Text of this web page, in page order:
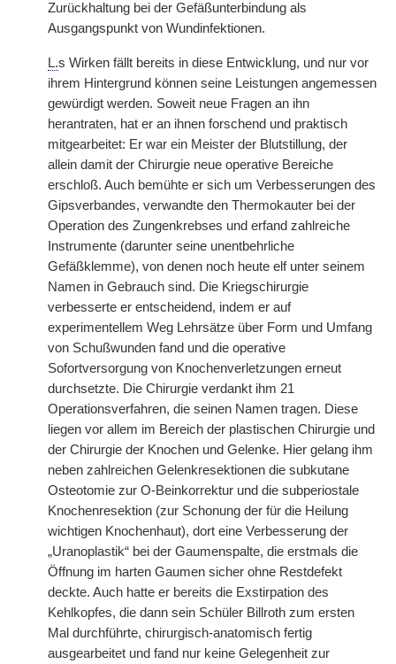
Zurückhaltung bei der Gefäßunterbindung als
Ausgangspunkt von Wundinfektionen.
L.s Wirken fällt bereits in diese Entwicklung, und nur vor
ihrem Hintergrund können seine Leistungen angemessen
gewürdigt werden. Soweit neue Fragen an ihn
herantraten, hat er an ihnen forschend und praktisch
mitgearbeitet: Er war ein Meister der Blutstillung, der
allein damit der Chirurgie neue operative Bereiche
erschloß. Auch bemühte er sich um Verbesserungen des
Gipsverbandes, verwandte den Thermokauter bei der
Operation des Zungenkrebses und erfand zahlreiche
Instrumente (darunter seine unentbehrliche
Gefäßklemme), von denen noch heute elf unter seinem
Namen in Gebrauch sind. Die Kriegschirurgie
verbesserte er entscheidend, indem er auf
experimentellem Weg Lehrsätze über Form und Umfang
von Schußwunden fand und die operative
Sofortversorgung von Knochenverletzungen erneut
durchsetzte. Die Chirurgie verdankt ihm 21
Operationsverfahren, die seinen Namen tragen. Diese
liegen vor allem im Bereich der plastischen Chirurgie und
der Chirurgie der Knochen und Gelenke. Hier gelang ihm
neben zahlreichen Gelenkresektionen die subkutane
Osteotomie zur O-Beinkorrektur und die subperiostale
Knochenresektion (zur Schonung der für die Heilung
wichtigen Knochenhaut), dort eine Verbesserung der
„Uranoplastik“ bei der Gaumenspalte, die erstmals die
Öffnung im harten Gaumen sicher ohne Restdefekt
deckte. Auch hatte er bereits die Exstirpation des
Kehlkopfes, die dann sein Schüler Billroth zum ersten
Mal durchführte, chirurgisch-anatomisch fertig
ausgearbeitet und fand nur keine Gelegenheit zur